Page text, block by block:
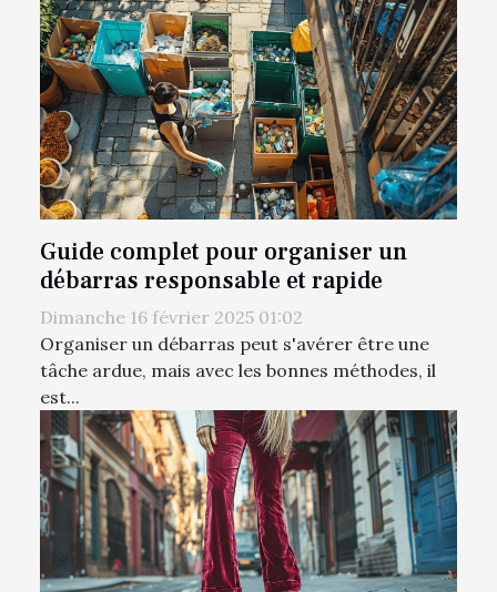
Guide complet pour organiser un
débarras responsable et rapide
Dimanche 16 février 2025 01:02
Organiser un débarras peut s'avérer être une
tâche ardue, mais avec les bonnes méthodes, il
est...